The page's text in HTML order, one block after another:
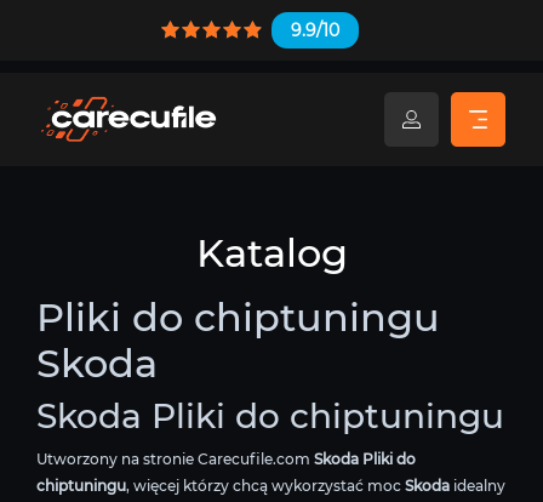
9.9/10
Katalog
Pliki do chiptuningu
Skoda
Skoda Pliki do chiptuningu
Utworzony na stronie Carecufile.com Skoda Pliki do
chiptuningu, więcej którzy chcą wykorzystać moc Skoda idealny